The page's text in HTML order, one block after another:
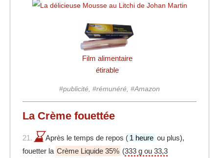
Film alimentaire
étirable
#publicité, #rémunéré, #Amazon
La Crème fouettée
21. Après le temps de repos ( 1 heure ou plus),
fouetter la Crème Liquide 35% (333 g ou 33,3